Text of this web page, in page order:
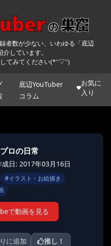
者数が少ない、いわゆる「底辺
しています。
てみてください(*''▽'')
底辺YouTuber
コラム
お気に
入り
ロの日常
日: 2017年03月16日
#イラスト・お絵描き
で動画を見る
に追加 推し！